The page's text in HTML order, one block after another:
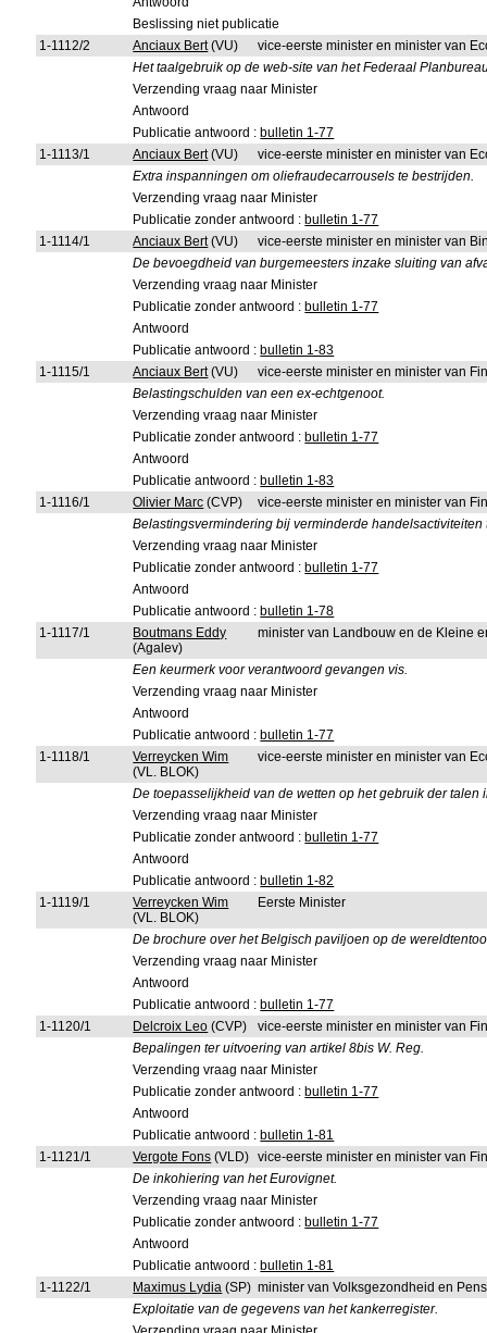
Beslissing niet publicatie
1-1112/2
Anciaux Bert(VU)
vice-eerste minister en minister van
Het taalgebruik op de web-site van het Federaal
Verzending vraag naar Minister
Antwoord
Publicatie antwoord : bulletin 1-77
1-1113/1
Anciaux Bert(VU)
vice-eerste minister en minister van
Extra inspanningen om oliefraudecarrousels te bestrijden.
Verzending vraag naar Minister
Publicatie zonder antwoord : bulletin 1-77
1-1114/1
Anciaux Bert(VU)
vice-eerste minister en minister van
De bevoegdheid van burgemeesters inzake sluiting van
Verzending vraag naar Minister
Publicatie zonder antwoord : bulletin 1-77
Antwoord
Publicatie antwoord : bulletin 1-83
1-1115/1
Anciaux Bert(VU)
vice-eerste minister en minister van
Belastingschulden van een ex-echtgenoot.
Verzending vraag naar Minister
Publicatie zonder antwoord : bulletin 1-77
Antwoord
Publicatie antwoord : bulletin 1-83
1-1116/1
Olivier Marc (CVP)
vice-eerste minister en minister van
Belastingsvermindering bij verminderde
Verzending vraag naar Minister
Publicatie zonder antwoord : bulletin 1-77
Antwoord
Publicatie antwoord : bulletin 1-78
1-1117/1
Boutmans Eddy
(Agalev)
minister van Landbouw en de Kleine
Een keurmerk voor verantwoord gevangen vis.
Verzending vraag naar Minister
Antwoord
Publicatie antwoord : bulletin 1-77
1-1118/1
Verreycken Wim
(VL. BLOK)
vice-eerste minister en minister van
De toepasselijkheid van de wetten op het gebruik der talen
Verzending vraag naar Minister
Publicatie zonder antwoord : bulletin 1-77
Antwoord
Publicatie antwoord : bulletin 1-82
1-1119/1
Verreycken Wim
(VL. BLOK)
Eerste Minister
De brochure over het Belgisch paviljoen op de
Verzending vraag naar Minister
Antwoord
Publicatie antwoord : bulletin 1-77
1-1120/1
Delcroix Leo (CVP)
vice-eerste minister en minister van
Bepalingen ter uitvoering van artikel 8bis W. Reg.
Verzending vraag naar Minister
Publicatie zonder antwoord : bulletin 1-77
Antwoord
Publicatie antwoord : bulletin 1-81
1-1121/1
Vergote Fons (VLD) vice-eerste minister en minister van
De inkohiering van het Eurovignet.
Verzending vraag naar Minister
Publicatie zonder antwoord : bulletin 1-77
Antwoord
Publicatie antwoord : bulletin 1-81
1-1122/1
Maximus Lydia (SP) minister van Volksgezondheid en
Exploitatie van de gegevens van het kankerregister.